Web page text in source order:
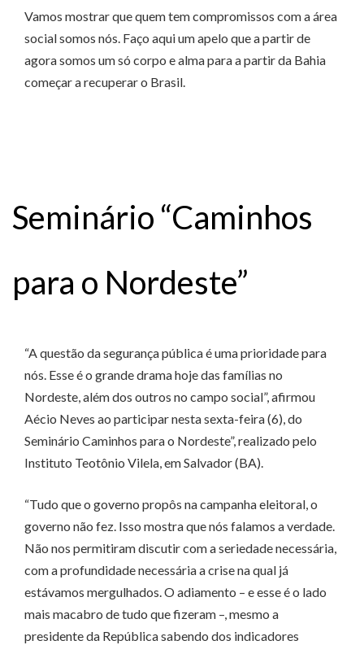
Vamos mostrar que quem tem compromissos com a área
social somos nós. Faço aqui um apelo que a partir de
agora somos um só corpo e alma para a partir da Bahia
começar a recuperar o Brasil.
Seminário “Caminhos
para o Nordeste”
“A questão da segurança pública é uma prioridade para
nós. Esse é o grande drama hoje das famílias no
Nordeste, além dos outros no campo social”, afirmou
Aécio Neves ao participar nesta sexta-feira (6), do
Seminário Caminhos para o Nordeste”, realizado pelo
Instituto Teotônio Vilela, em Salvador (BA).
“Tudo que o governo propôs na campanha eleitoral, o
governo não fez. Isso mostra que nós falamos a verdade.
Não nos permitiram discutir com a seriedade necessária,
com a profundidade necessária a crise na qual já
estávamos mergulhados. O adiamento – e esse é o lado
mais macabro de tudo que fizeram –, mesmo a
presidente da República sabendo dos indicadores